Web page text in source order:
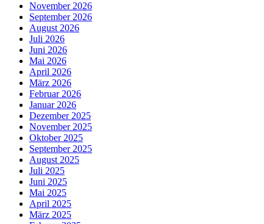
November 2026
September 2026
August 2026
Juli 2026
Juni 2026
Mai 2026
April 2026
März 2026
Februar 2026
Januar 2026
Dezember 2025
November 2025
Oktober 2025
September 2025
August 2025
Juli 2025
Juni 2025
Mai 2025
April 2025
März 2025